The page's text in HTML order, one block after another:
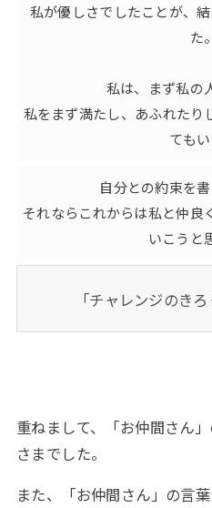
私が優しさでしたことが、
た。
私は、まず私の
私をまず満たし、あふれたり
てもい
自分との約束を
それならこれからは私と仲良
いこうと
「チャレンジのき
重ねまして、「お仲間さん
さまでした。
また、「お仲間さん」の言